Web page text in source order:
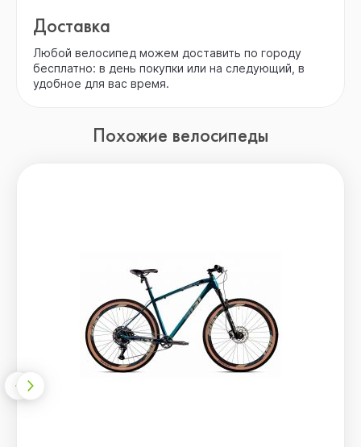
Доставка
Любой велосипед можем доставить по городу
бесплатно: в день покупки или на следующий, в
удобное для вас время.
Похожие велосипеды